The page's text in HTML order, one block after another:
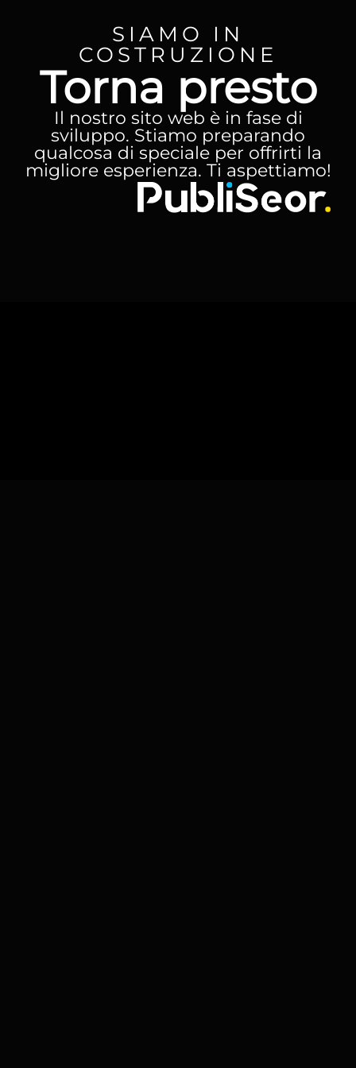
SIAMO IN
COSTRUZIONE
Torna presto
Il nostro sito web è in fase di
sviluppo. Stiamo preparando
qualcosa di speciale per offrirti la
migliore esperienza. Ti aspettiamo!